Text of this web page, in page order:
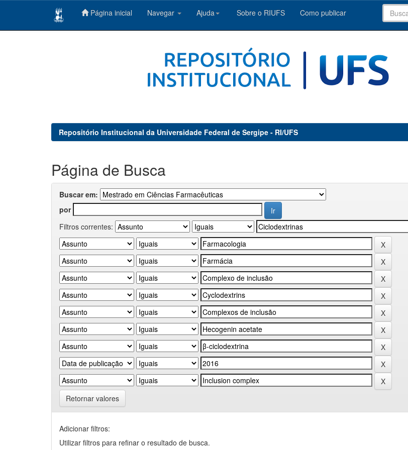
Página inicial Navegar Ajuda Sobre o RIUFS Como publicar
Repositório Institucional da Universidade Federal de Sergipe - RI/UFS
Página de Busca
Buscar em:
por
Filtros correntes:
Retornar valores
Adicionar filtros:
Utilizar filtros para refinar o resultado de busca.